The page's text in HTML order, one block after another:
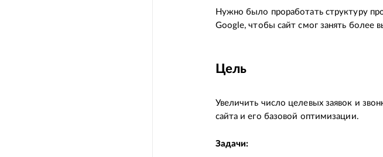
Нужно было проработать структуру
Google, чтобы сайт смог занять более
Цель
Увеличить число целевых заявок и
сайта и его базовой оптимизации.
Задачи: